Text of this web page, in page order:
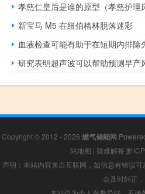
孝慈仁皇后是谁的原型（孝慈护理
新宝马 M5 在纽伯格林脱落迷彩
血液检查可能有助于在短期内排除
研究表明超声波可以帮助预测早产
Copyright © 2012 - 2026 燃气储能网
站地图 | 疑难解答 黔
声明：本站内容来自互联网，如信息有错误
会及时纠正